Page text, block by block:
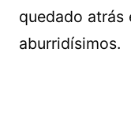
quedado atrás
aburridísimos.